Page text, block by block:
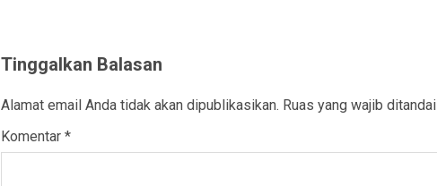
Tinggalkan Balasan
Alamat email Anda tidak akan dipublikasikan. Ruas yang wajib ditandai
Komentar *